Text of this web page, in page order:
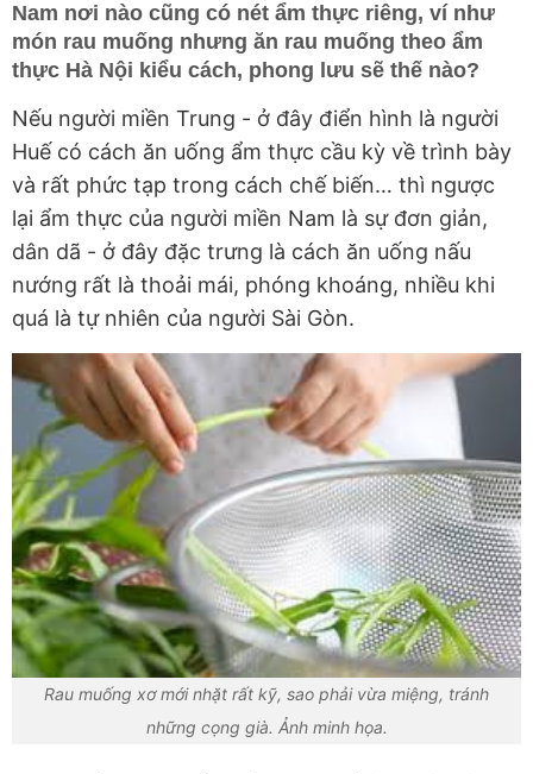
Nam nơi nào cũng có nét ẩm thực riêng, ví như
món rau muống nhưng ăn rau muống theo ẩm
thực Hà Nội kiểu cách, phong lưu sẽ thế nào?
Nếu người miền Trung - ở đây điển hình là người
Huế có cách ăn uống ẩm thực cầu kỳ về trình bày
và rất phức tạp trong cách chế biến… thì ngược
lại ẩm thực của người miền Nam là sự đơn giản,
dân dã - ở đây đặc trưng là cách ăn uống nấu
nướng rất là thoải mái, phóng khoáng, nhiều khi
quá là tự nhiên của người Sài Gòn.
Rau muống xơ mới nhặt rất kỹ, sao phải vừa miệng, tránh
những cọng già. Ảnh minh họa.